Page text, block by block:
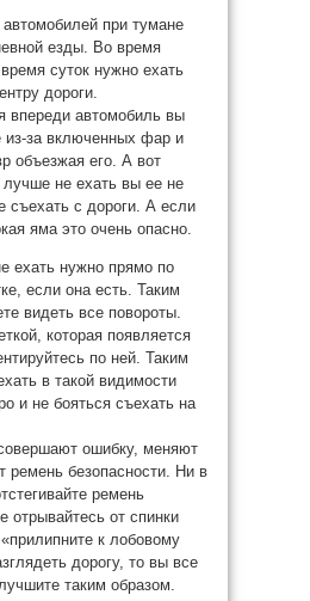
при тумане
езды. Во время
суток нужно ехать
дороги.
впереди автомобиль вы
из-за включенных фар и
объезжая его. А вот
лучше не ехать вы ее не
съехать с дороги. А если
яма это очень опасно.
ехать нужно прямо по
если она есть. Таким
видеть все повороты.
которая появляется
по ней. Таким
в такой видимости
и не бояться съехать на
ошибку, меняют
ремень безопасности. Ни в
ремень
отрывайтесь от спинки
к лобовому
дорогу, то вы все
таким образом.